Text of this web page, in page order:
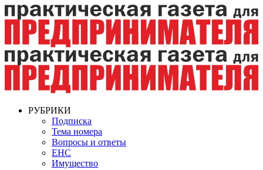
РУБРИКИ
Подписка
Тема номера
Вопросы и ответы
ЕНС
Имущество